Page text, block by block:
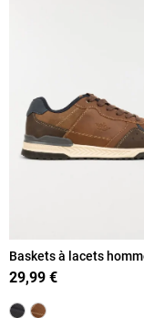
Baskets à lacets
(41-46)
29,99 €